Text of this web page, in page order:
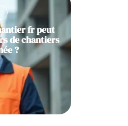
fr peut
de chantiers
?